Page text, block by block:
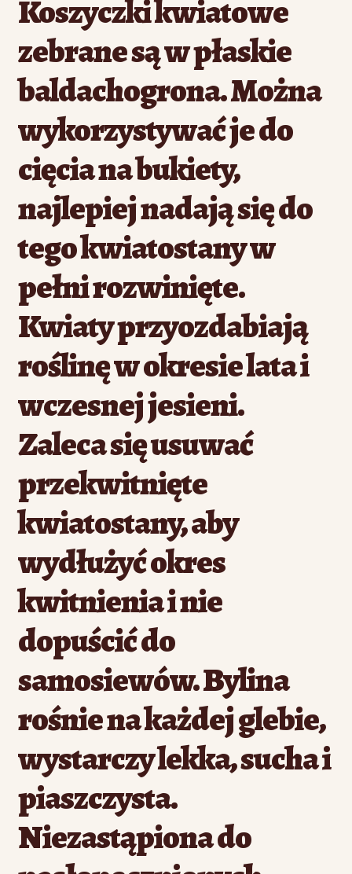
Koszyczki kwiatowe
zebrane są w płaskie
baldachogrona. Można
wykorzystywać je do
cięcia na bukiety,
najlepiej nadają się do
tego kwiatostany w
pełni rozwinięte.
Kwiaty przyozdabiają
roślinę w okresie lata i
wczesnej jesieni.
Zaleca się usuwać
przekwitnięte
kwiatostany, aby
wydłużyć okres
kwitnienia i nie
dopuścić do
samosiewów. Bylina
rośnie na każdej glebie,
wystarczy lekka, sucha i
piaszczysta.
Niezastąpiona do